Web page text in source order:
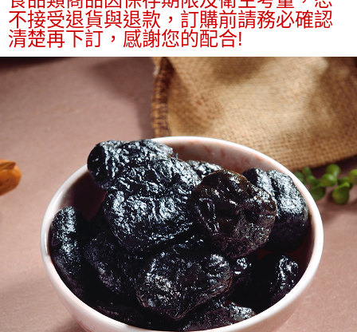
1.分期款項不併入電信帳單，「大哥付你分期」於每月結算日後寄送繳費提
醒簡訊。
2.透過簡訊連結打開帳單後，可選擇「超商條碼／台灣大直營門市／銀行轉
帳／街口支付／iPASS MONEY」等通路繳費。
1.本服務係由「台灣大哥大股份有限公司」（以下簡稱本公司）所提供，讓
用戶於交易時，得透過本服務購買商品或服務，並由商店將買賣／分期付款
買賣價金債權讓與本公司後，依約使用本公司帳單繳交帳款。
2.基於同意付款使用「大哥付你分期」之契約關係目的，商店將以您的個人
資料（包含姓名、電話或地址）提供予台灣大哥大進項蒐集、處理及利用，
由本公司與您本人進行分期帳單所需資料之確認、核對及更正。
3.完整用戶服務條款，請詳閱以下連結：https://oppay.tw/userRule
【「AFTEE先享後付」結帳流程】
１．於結帳方式選擇「AFTEE先享後付」後，將跳轉至「AFTEE先享後付」
結帳頁面，進行簡訊認證並確認金額後，即可完成結帳。
３．收到繳費通知簡訊後14天內，點擊此簡訊中的連結，可透過四大超商／
ATM／網路銀行／等多元方式進行付款，方視為交易完成。
※ 請注意：結帳手續完成當下不需立刻繳費，但若您需要取消訂單，請聯絡
購買商品的店家。未經商家同意取消之訂單仍視為有效，需透過AFTEE先享
※ 交易是否成功請以「AFTEE先享後付 」之結帳頁面顯示為準，若有關於
是否繳費成功／繳費後需取消欲退款等相關疑問，請聯繫「AFTEE先享後付
客戶支援中心」https://netprotections.freshdesk.com/support/home
【注意事項】
１．透過由恩沛科技股份有限公司提供之「AFTEE先享後付」服務完成之交
易，需依本服務之必要範圍內提供個人資料，並將交易相關給付款項請求債
權轉讓予恩沛科技股份有限公司。
２．關於個人資料處理事宜，請瀏覽以下網址：
https://aftee.tw/terms/#terms3
３．未成年的使用者請事先徵得法定代理人或監護人之同意方可使用
「AFTEE先享後付」，若未經同意申辦者引起之損失，本公司不負相關責
４．使用「AFTEE先享後付」時，將依據個別帳號之用戶狀況，依本公司即
每筆NT$70，滿NT$899(含以上)免運費
付款後7-11取貨
每筆NT$70，滿NT$899(含以上)免運費
每筆NT$100，滿NT$1,000(含以上)免運費
京站台北店客服中心(1F星巴克旁) 即日起不提供京站紙袋，取件時
請自備購物袋，若需購買紙袋可現場詢問
免運費
不接受退貨與退款，訂購前請務必確認
清楚再下訂，感謝您的配合!